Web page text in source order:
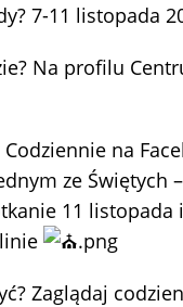
7-11 listopada
Na profilu
Codziennie na
ze Świętych
11 listopada
Zaglądaj